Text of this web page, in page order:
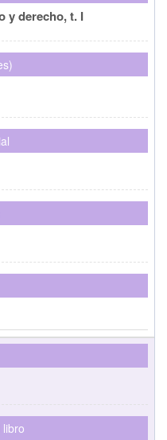
y derecho, t. I